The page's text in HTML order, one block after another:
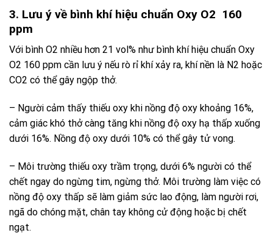
3. Lưu ý về bình khí hiệu chuẩn Oxy O2 160
ppm
Với bình O2 nhiều hơn 21 vol% như bình khí hiệu chuẩn Oxy
O2 160 ppm cần lưu ý nếu rò rỉ khí xảy ra, khí nền là N2 hoặc
CO2 có thể gây ngộp thở.
– Người cảm thấy thiếu oxy khi nồng độ oxy khoảng 16%,
cảm giác khó thở càng tăng khi nồng độ oxy hạ thấp xuống
dưới 16%. Nồng độ oxy dưới 10% có thể gây tử vong.
– Môi trường thiếu oxy trầm trọng, dưới 6% người có thể
chết ngay do ngừng tim, ngừng thở. Môi trường làm việc có
nồng độ oxy thấp sẽ làm giảm sức lao động, làm người rơi,
ngã do chóng mặt, chân tay không cử động hoặc bị chết
ngạt.